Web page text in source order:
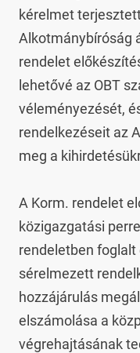
kérelmet
Alkotmánybíróság
rendelet
lehetővé az OBT
véleményezését,
rendelkezéseit az
meg a
A Korm. rendelet
közigazgatási
rendeletben
sérelmezett
hozzájárulás
elszámolása a
végrehajtásának